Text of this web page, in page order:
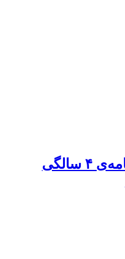
شبی با استایل؛ ویژه‌برنامه‌ی ۴ سالگی